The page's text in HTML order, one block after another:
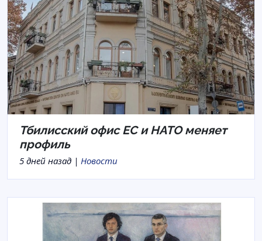
Тбилисский офис ЕС и НАТО меняет
профиль
5 дней назад | Новости